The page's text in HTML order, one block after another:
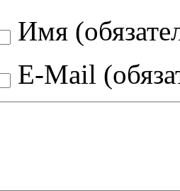
Имя
E-Mail